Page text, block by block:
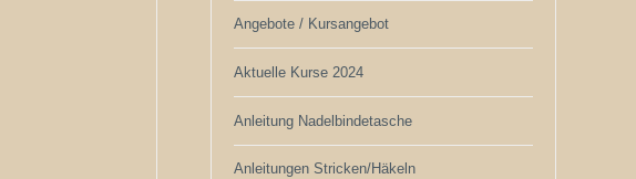
Angebote / Kursangebot
Aktuelle Kurse 2024
Anleitung Nadelbindetasche
Anleitungen Stricken/Häkeln